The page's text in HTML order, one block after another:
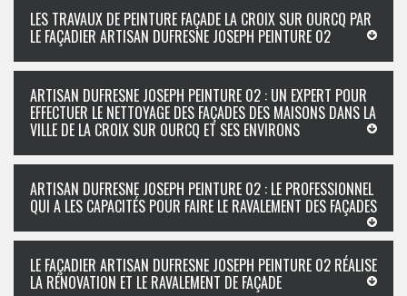
LES TRAVAUX DE PEINTURE FAÇADE LA CROIX SUR OURCQ PAR
LE FAÇADIER ARTISAN DUFRESNE JOSEPH PEINTURE 02
ARTISAN DUFRESNE JOSEPH PEINTURE 02 : UN EXPERT POUR
EFFECTUER LE NETTOYAGE DES FAÇADES DES MAISONS DANS LA
VILLE DE LA CROIX SUR OURCQ ET SES ENVIRONS
ARTISAN DUFRESNE JOSEPH PEINTURE 02 : LE PROFESSIONNEL
QUI A LES CAPACITÉS POUR FAIRE LE RAVALEMENT DES FAÇADES
LE FAÇADIER ARTISAN DUFRESNE JOSEPH PEINTURE 02 RÉALISE
LA RÉNOVATION ET LE RAVALEMENT DE FAÇADE